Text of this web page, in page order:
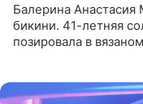
Балерина Анастасия
бикини. 41-летняя
позировала в